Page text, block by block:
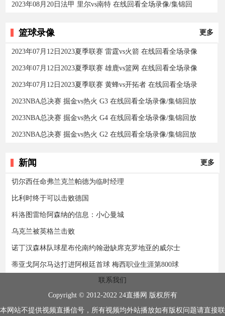
2023年08月20日法甲 里尔vs南特 在线回看全场录像/集锦回
篮球录像 更多
2023年07月12日2023夏季联赛 雷霆vs火箭 在线回看全场录像
2023年07月12日2023夏季联赛 雄鹿vs篮网 在线回看全场录像
2023年07月12日2023夏季联赛 黄蜂vs开拓者 在线回看全场录
2023NBA总决赛 掘金vs热火 G3 在线回看全场录像/集锦回放
2023NBA总决赛 掘金vs热火 G4 在线回看全场录像/集锦回放
2023NBA总决赛 掘金vs热火 G2 在线回看全场录像/集锦回放
新闻 更多
切尔西任命弗兰克兰帕德为临时经理
比利时终于可以击败德国
科洛图雷给阿森纳的信息：小心曼城
乌克兰被英格兰击败
诺丁汉森林队球星布伦南约翰逊缺席克罗地亚的威尔士
蒂亚戈阿尔马达打进阿根廷首球 梅西职业生涯第800球
联系我们
Copyright © 2012-2022 24直播网 版权所有
本网站不提供视频直播信号，所有视频均外站播放如有版权问题请直接联